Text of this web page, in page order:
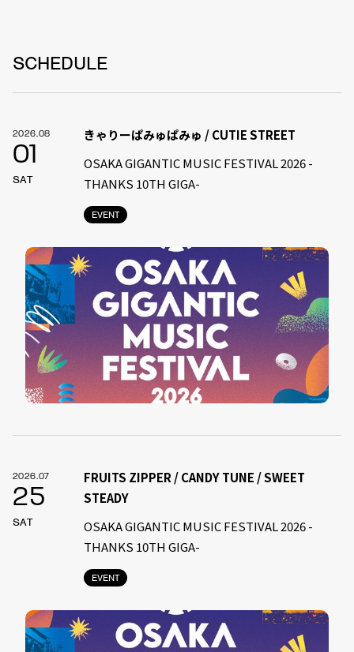
SCHEDULE
2026.08
01
SAT
EVENT
きゃりーぱみゅぱみゅ / CUTIE STREET
OSAKA GIGANTIC MUSIC FESTIVAL 2026 -
THANKS 10TH GIGA-
2026.07
25
SAT
EVENT
FRUITS ZIPPER / CANDY TUNE / SWEET
STEADY
OSAKA GIGANTIC MUSIC FESTIVAL 2026 -
THANKS 10TH GIGA-